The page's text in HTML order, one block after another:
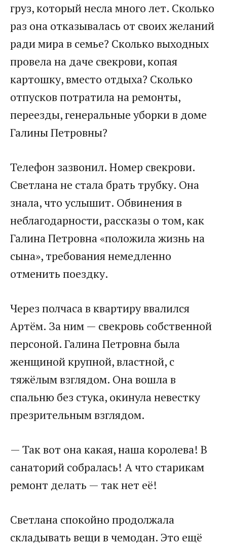
груз, который несла много лет. Сколько
раз она отказывалась от своих желаний
ради мира в семье? Сколько выходных
провела на даче свекрови, копая
картошку, вместо отдыха? Сколько
отпусков потратила на ремонты,
переезды, генеральные уборки в доме
Галины Петровны?
Телефон зазвонил. Номер свекрови.
Светлана не стала брать трубку. Она
знала, что услышит. Обвинения в
неблагодарности, рассказы о том, как
Галина Петровна «положила жизнь на
сына», требования немедленно
отменить поездку.
Через полчаса в квартиру ввалился
Артём. За ним — свекровь собственной
персоной. Галина Петровна была
женщиной крупной, властной, с
тяжёлым взглядом. Она вошла в
спальню без стука, окинула невестку
презрительным взглядом.
— Так вот она какая, наша королева! В
санаторий собралась! А что старикам
ремонт делать — так нет её!
Светлана спокойно продолжала
складывать вещи в чемодан. Это ещё